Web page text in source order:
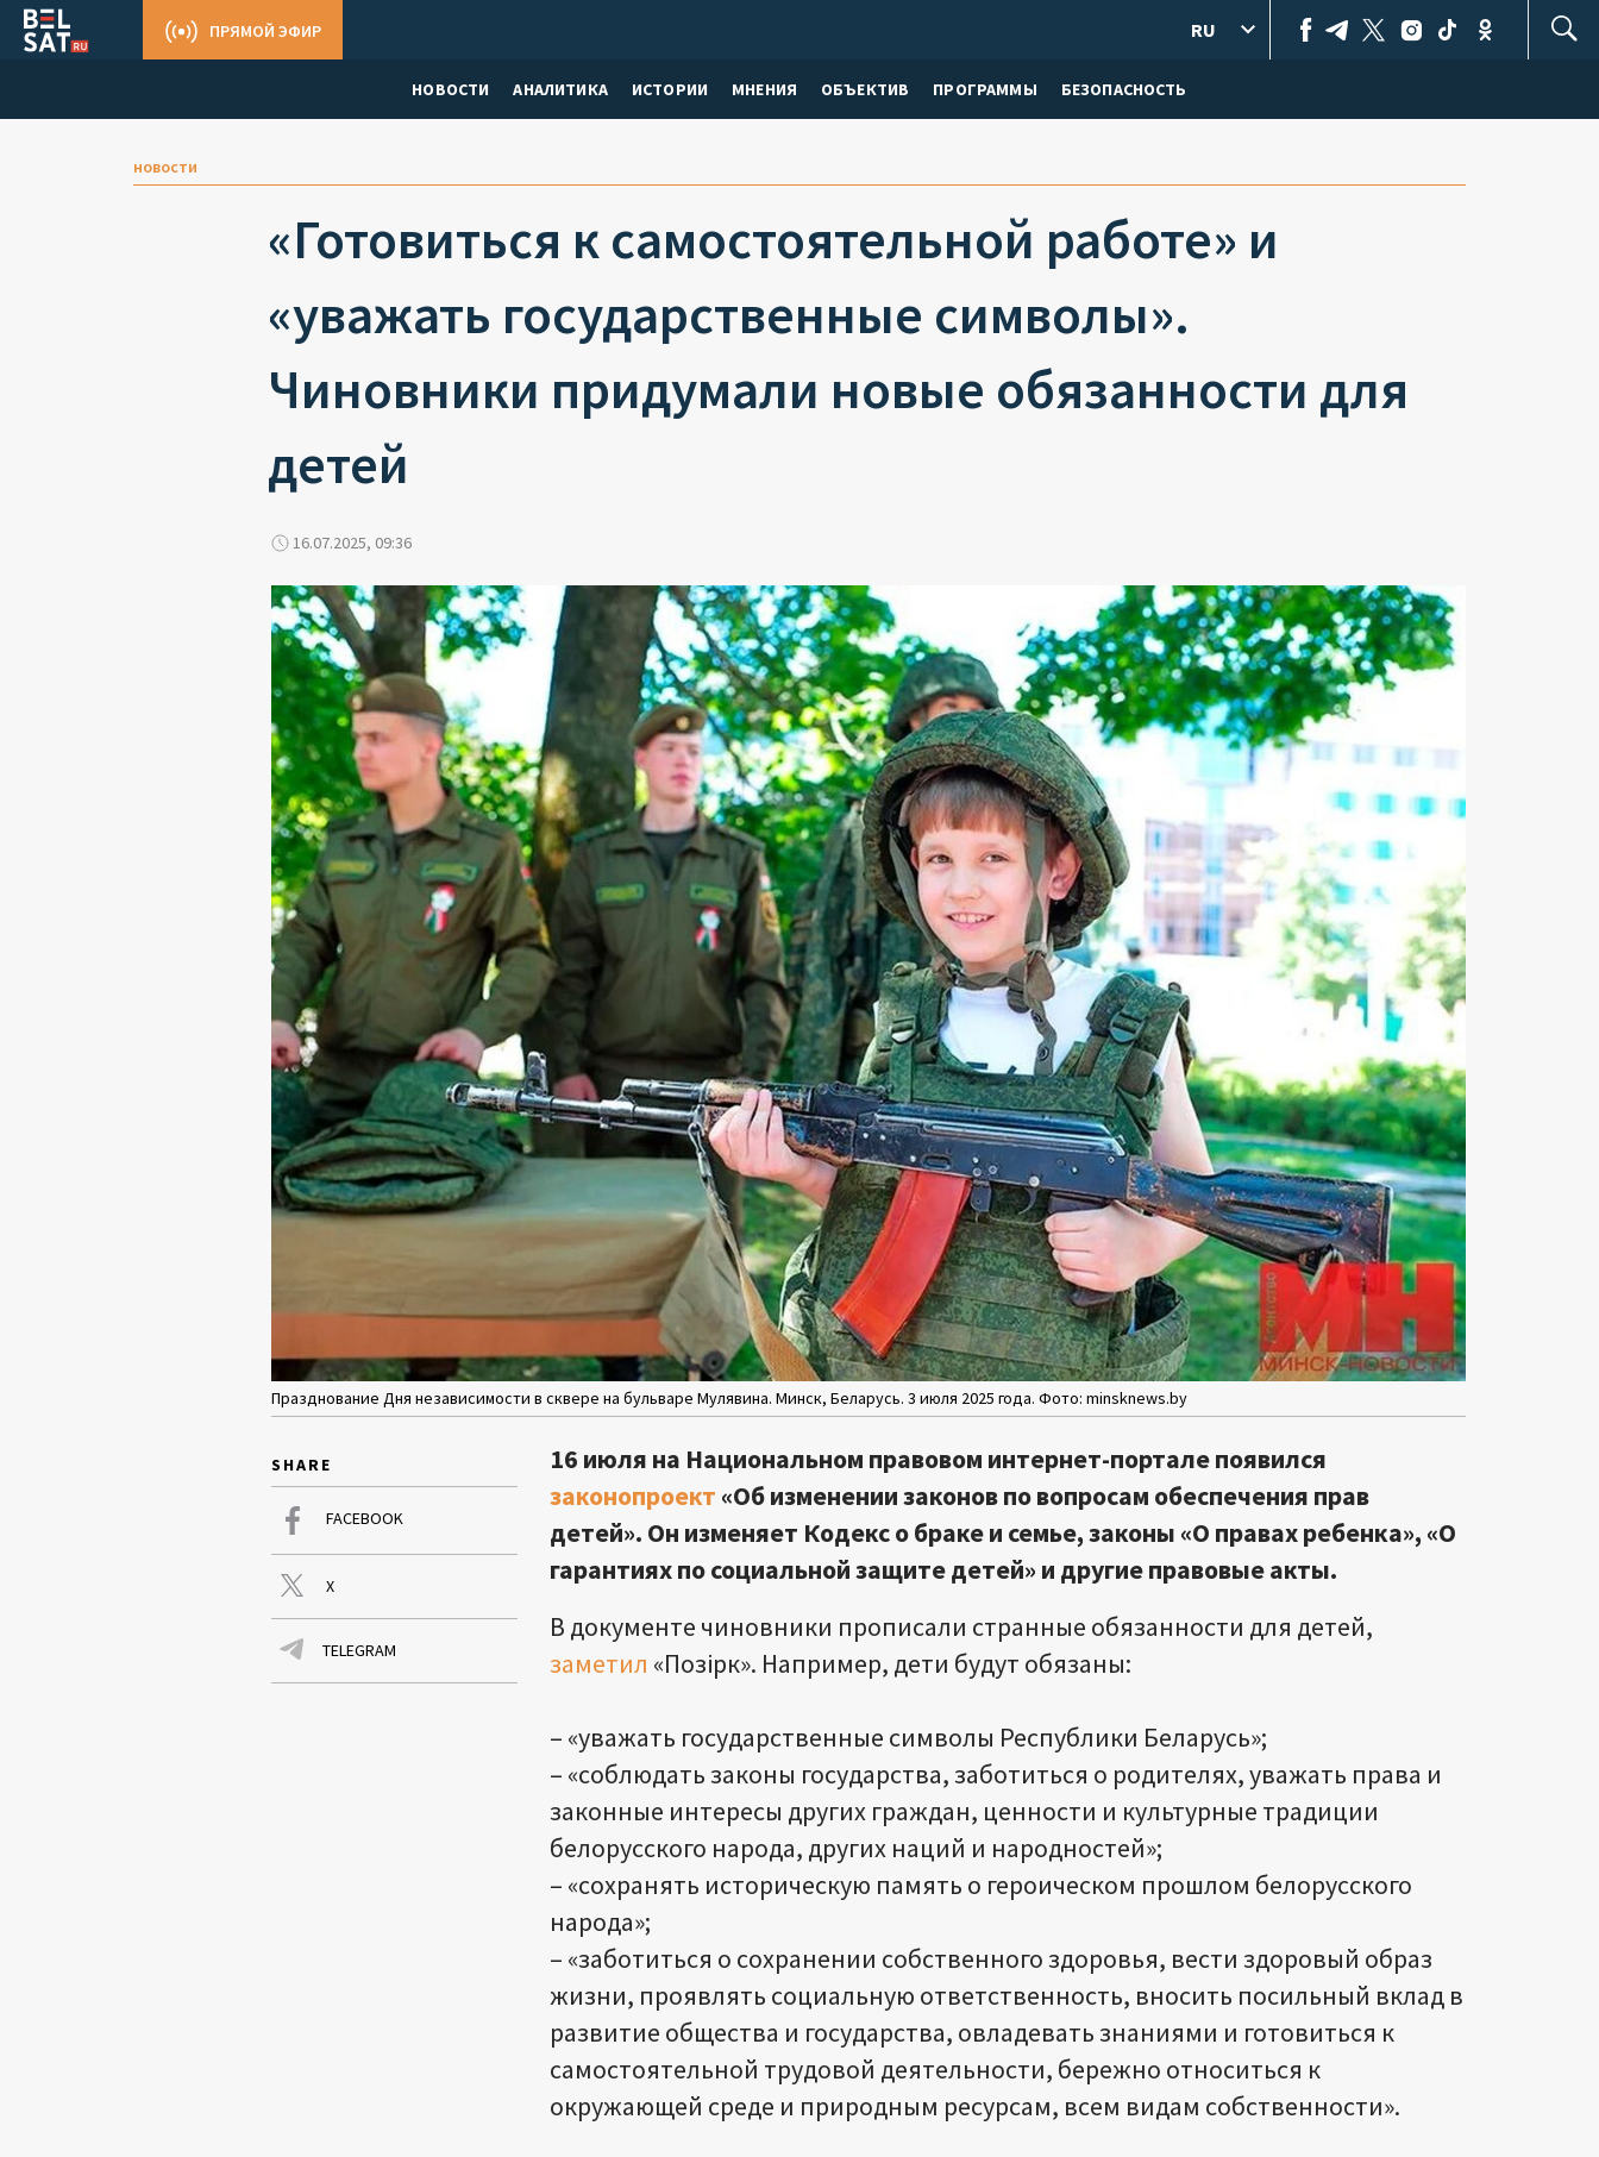
НОВОСТИ АНАЛИТИКА ИСТОРИИ МНЕНИЯ ОБЪЕКТИВ ПРОГРАММЫ БЕЗОПАСНОСТЬ
ПРЯМОЙ ЭФИР RU
новости
«Готовиться к самостоятельной работе» и
«уважать государственные символы».
Чиновники придумали новые обязанности для
детей
16.07.2025, 09:36
Празднование Дня независимости в сквере на бульваре Мулявина. Минск, Беларусь. 3 июля 2025 года. Фото: minsknews.by
SHARE
FACEBOOK
X
TELEGRAM
16 июля на Национальном правовом интернет-портале появился
законопроект «Об изменении законов по вопросам обеспечения прав
детей». Он изменяет Кодекс о браке и семье, законы «О правах ребенка», «О
гарантиях по социальной защите детей» и другие правовые акты.
В документе чиновники прописали странные обязанности для детей,
заметил «Позірк». Например, дети будут обязаны:
– «уважать государственные символы Республики Беларусь»;
– «соблюдать законы государства, заботиться о родителях, уважать права и
законные интересы других граждан, ценности и культурные традиции
белорусского народа, других наций и народностей»;
– «сохранять историческую память о героическом прошлом белорусского
народа»;
– «заботиться о сохранении собственного здоровья, вести здоровый образ
жизни, проявлять социальную ответственность, вносить посильный вклад в
развитие общества и государства, овладевать знаниями и готовиться к
самостоятельной трудовой деятельности, бережно относиться к
окружающей среде и природным ресурсам, всем видам собственности».